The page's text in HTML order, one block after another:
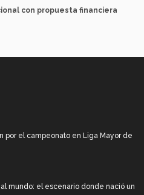
con propuesta financiera
por el campeonato en Liga Mayor de
mundo: el escenario donde nació un